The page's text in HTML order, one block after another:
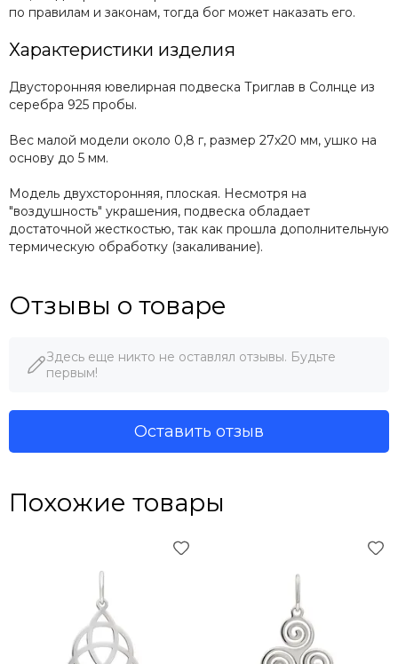
по правилам и законам, тогда бог может наказать его.
Характеристики изделия
Двусторонняя ювелирная подвеска Триглав в Солнце из
серебра 925 пробы.
Вес малой модели около 0,8 г, размер 27х20 мм, ушко на
основу до 5 мм.
Модель двухсторонняя, плоская. Несмотря на
"воздушность" украшения, подвеска обладает
достаточной жесткостью, так как прошла дополнительную
термическую обработку (закаливание).
Отзывы о товаре
Здесь еще никто не оставлял отзывы. Будьте
первым!
Оставить отзыв
Похожие товары